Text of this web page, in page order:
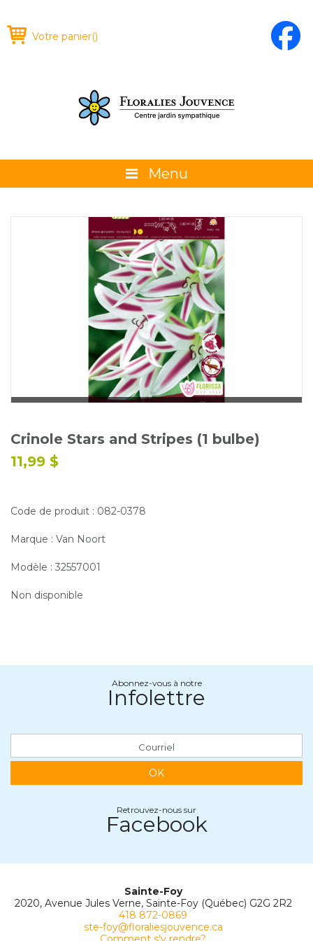
Votre panier()
Menu
La boutique
Promotions et évènements
Conseils
Glossaire
Calendrier horticole
Emplois
Service à la clientèle
Nous joindre
Crinole Stars and Stripes (1 bulbe)
11,99 $
Code de produit : 082-0378
Marque : Van Noort
Modèle : 32557001
Non disponible
Abonnez-vous à notre
Infolettre
OK
Retrouvez-nous sur
Facebook
Sainte-Foy
2020, Avenue Jules Verne, Sainte-Foy (Québec) G2G 2R2
418 872-0869
ste-foy@floraliesjouvence.ca